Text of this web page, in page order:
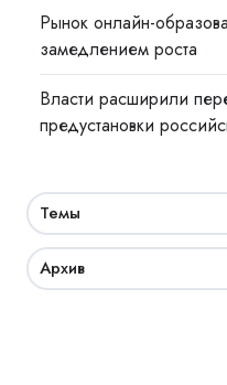
Рынок онлайн-
замедлением роста
Власти расширили
предустановки
Темы
Архив